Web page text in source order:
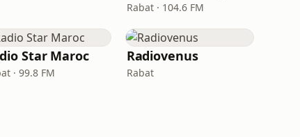
Rabat · 104.6 FM
Star Maroc
· 99.8 FM
Radiovenus
Rabat